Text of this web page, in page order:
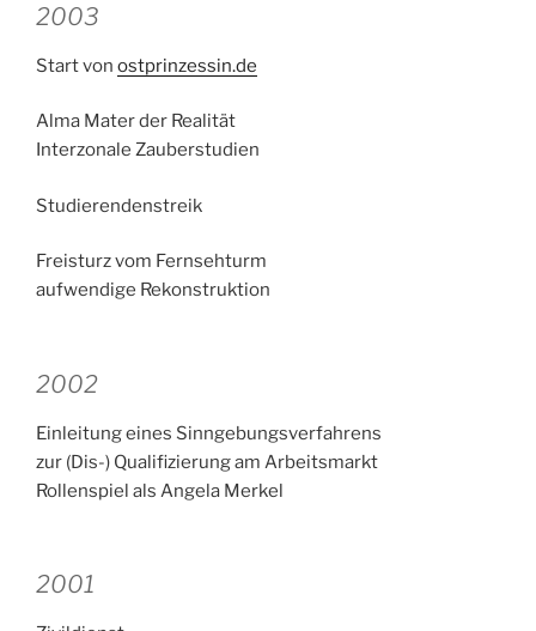
2003
Start von ostprinzessin.de
Alma Mater der Realität
Interzonale Zauberstudien
Studierendenstreik
Freisturz vom Fernsehturm
aufwendige Rekonstruktion
2002
Einleitung eines Sinngebungsverfahrens
zur (Dis-) Qualifizierung am Arbeitsmarkt
Rollenspiel als Angela Merkel
2001